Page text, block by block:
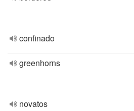
confinado
greenhorns
novatos